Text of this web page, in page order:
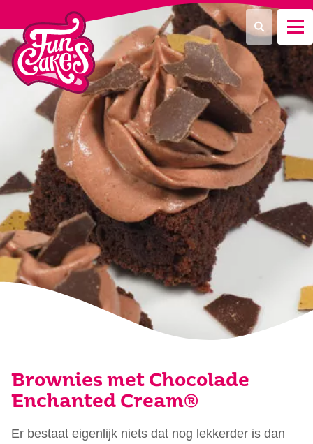
Waar ben je naar op zoek?
Zoeken
Brownies met Chocolade
Enchanted Cream®
Er bestaat eigenlijk niets dat nog lekkerder is dan